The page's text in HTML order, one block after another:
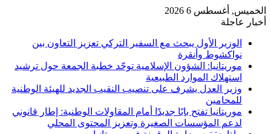
الخميس, أغسطس 6 2026
أخبار عاجلة
الوزير الأول يبحث مع السفير التركي تعزيز التعاون بين
نواكشوط وأنقرة
موريتانيا: الشؤون الإسلامية توحّد خطبة الجمعة حول ترشيد
استهلاك الموارد الطبيعية
وزير العدل يشرف على تنصيب النقيب الجديد للهيئة الوطنية
للمحامين
موريتانيا تفتح بابًا جديدًا أمام المقاولات الوطنية: إطار قانوني
لدعم المؤسسات الصغيرة وتعزيز المحتوى المحلي